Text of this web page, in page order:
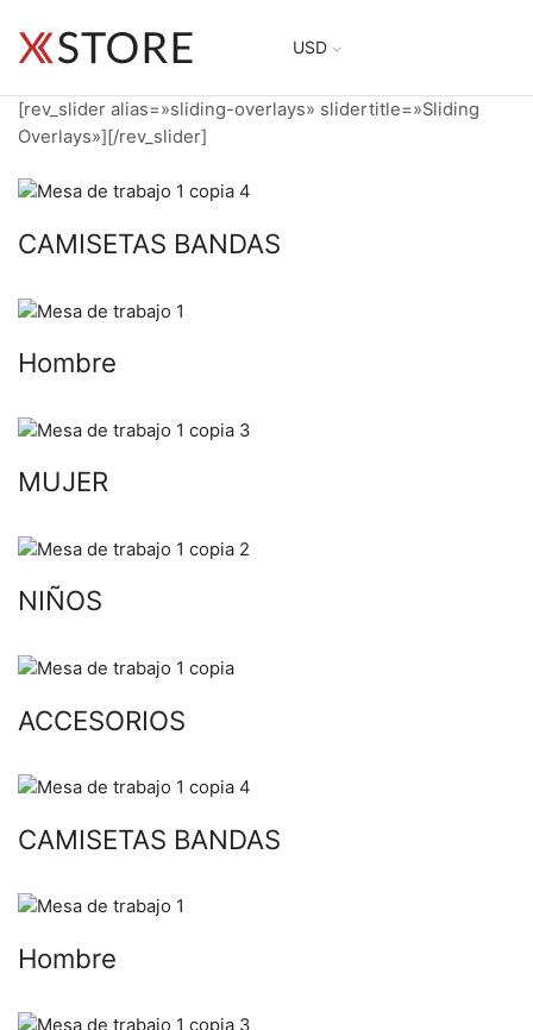
USD
[rev_slider alias=»sliding-overlays» slidertitle=»Sliding
Overlays»][/rev_slider]
CAMISETAS BANDAS
Hombre
MUJER
NIÑOS
ACCESORIOS
CAMISETAS BANDAS
Hombre